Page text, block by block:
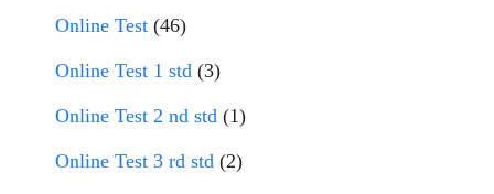
Online Test (46)
Online Test 1 std (3)
Online Test 2 nd std (1)
Online Test 3 rd std (2)